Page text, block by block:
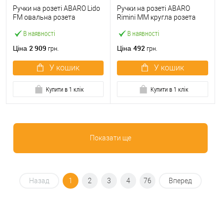
В наявності
Ручки на розеті ABARO Lido
FM овальна розета
графіт PVD
Ціна 2 909 грн.
У кошик
Купити в 1 клік
В наявності
Ручки на розеті ABARO
Rimini MM кругла розета
Ціна 492 грн.
У кошик
Купити в 1 клік
Показати ще
Назад 1 2 3 4 76 Вперед